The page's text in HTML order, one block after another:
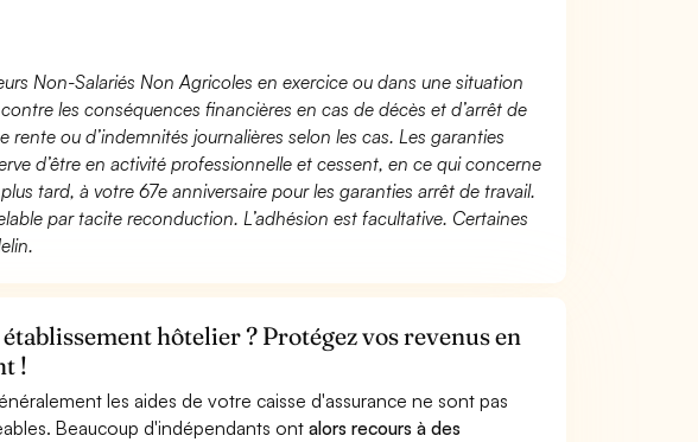
Non-Salariés Non Agricoles en exercice ou dans une situation
les conséquences financières en cas de décès et d’arrêt de
rente ou d’indemnités journalières selon les cas. Les garanties
d’être en activité professionnelle et cessent, en ce qui concerne
tard, à votre 67e anniversaire pour les garanties arrêt de travail.
par tacite reconduction. L’adhésion est facultative. Certaines
hôtelier ? Protégez vos revenus en
!
les aides de votre caisse d'assurance ne sont pas
Beaucoup d'indépendants ontalors recours à des